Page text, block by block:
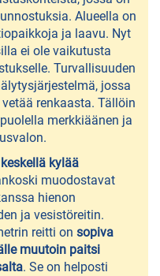
Alueella on
ja laavu. Nyt
ei ole vaikutusta
Turvallisuuden
jossa
renkaasta. Tällöin
merkkiäänen ja
kylää
muodostavat
hienon
ja vesistöreitin.
reitti on sopiva
muutoin paitsi
. Se on helposti